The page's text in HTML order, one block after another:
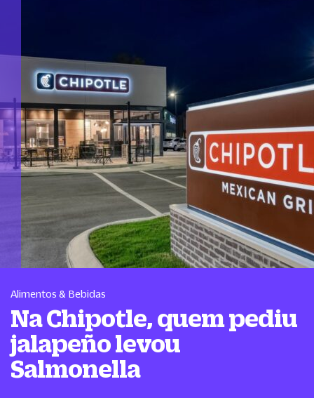
Alimentos & Bebidas
Na Chipotle, quem pediu
jalapeño levou
Salmonella